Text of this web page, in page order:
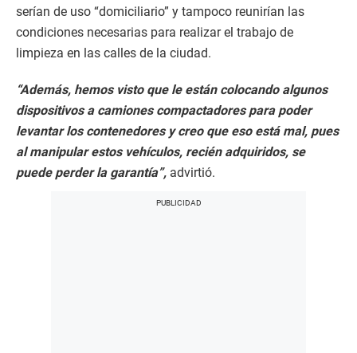
serían de uso “domiciliario” y tampoco reunirían las
condiciones necesarias para realizar el trabajo de
limpieza en las calles de la ciudad.
“Además, hemos visto que le están colocando algunos
dispositivos a camiones compactadores para poder
levantar los contenedores y creo que eso está mal, pues
al manipular estos vehículos, recién adquiridos, se
puede perder la garantía”, advirtió.